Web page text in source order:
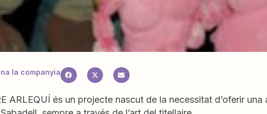
la companyia
ARLEQUÍ és un projecte nascut de la necessitat d’oferir